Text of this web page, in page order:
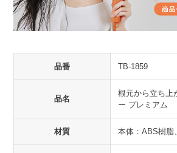
品番 TB-1859
品名
根元から立ち上
ー プレミアム
材質 本体：ABS樹脂